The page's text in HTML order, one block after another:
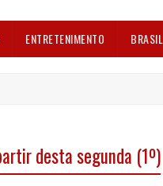
ENTRETENIMENTO BRASIL
desta segunda (1º)